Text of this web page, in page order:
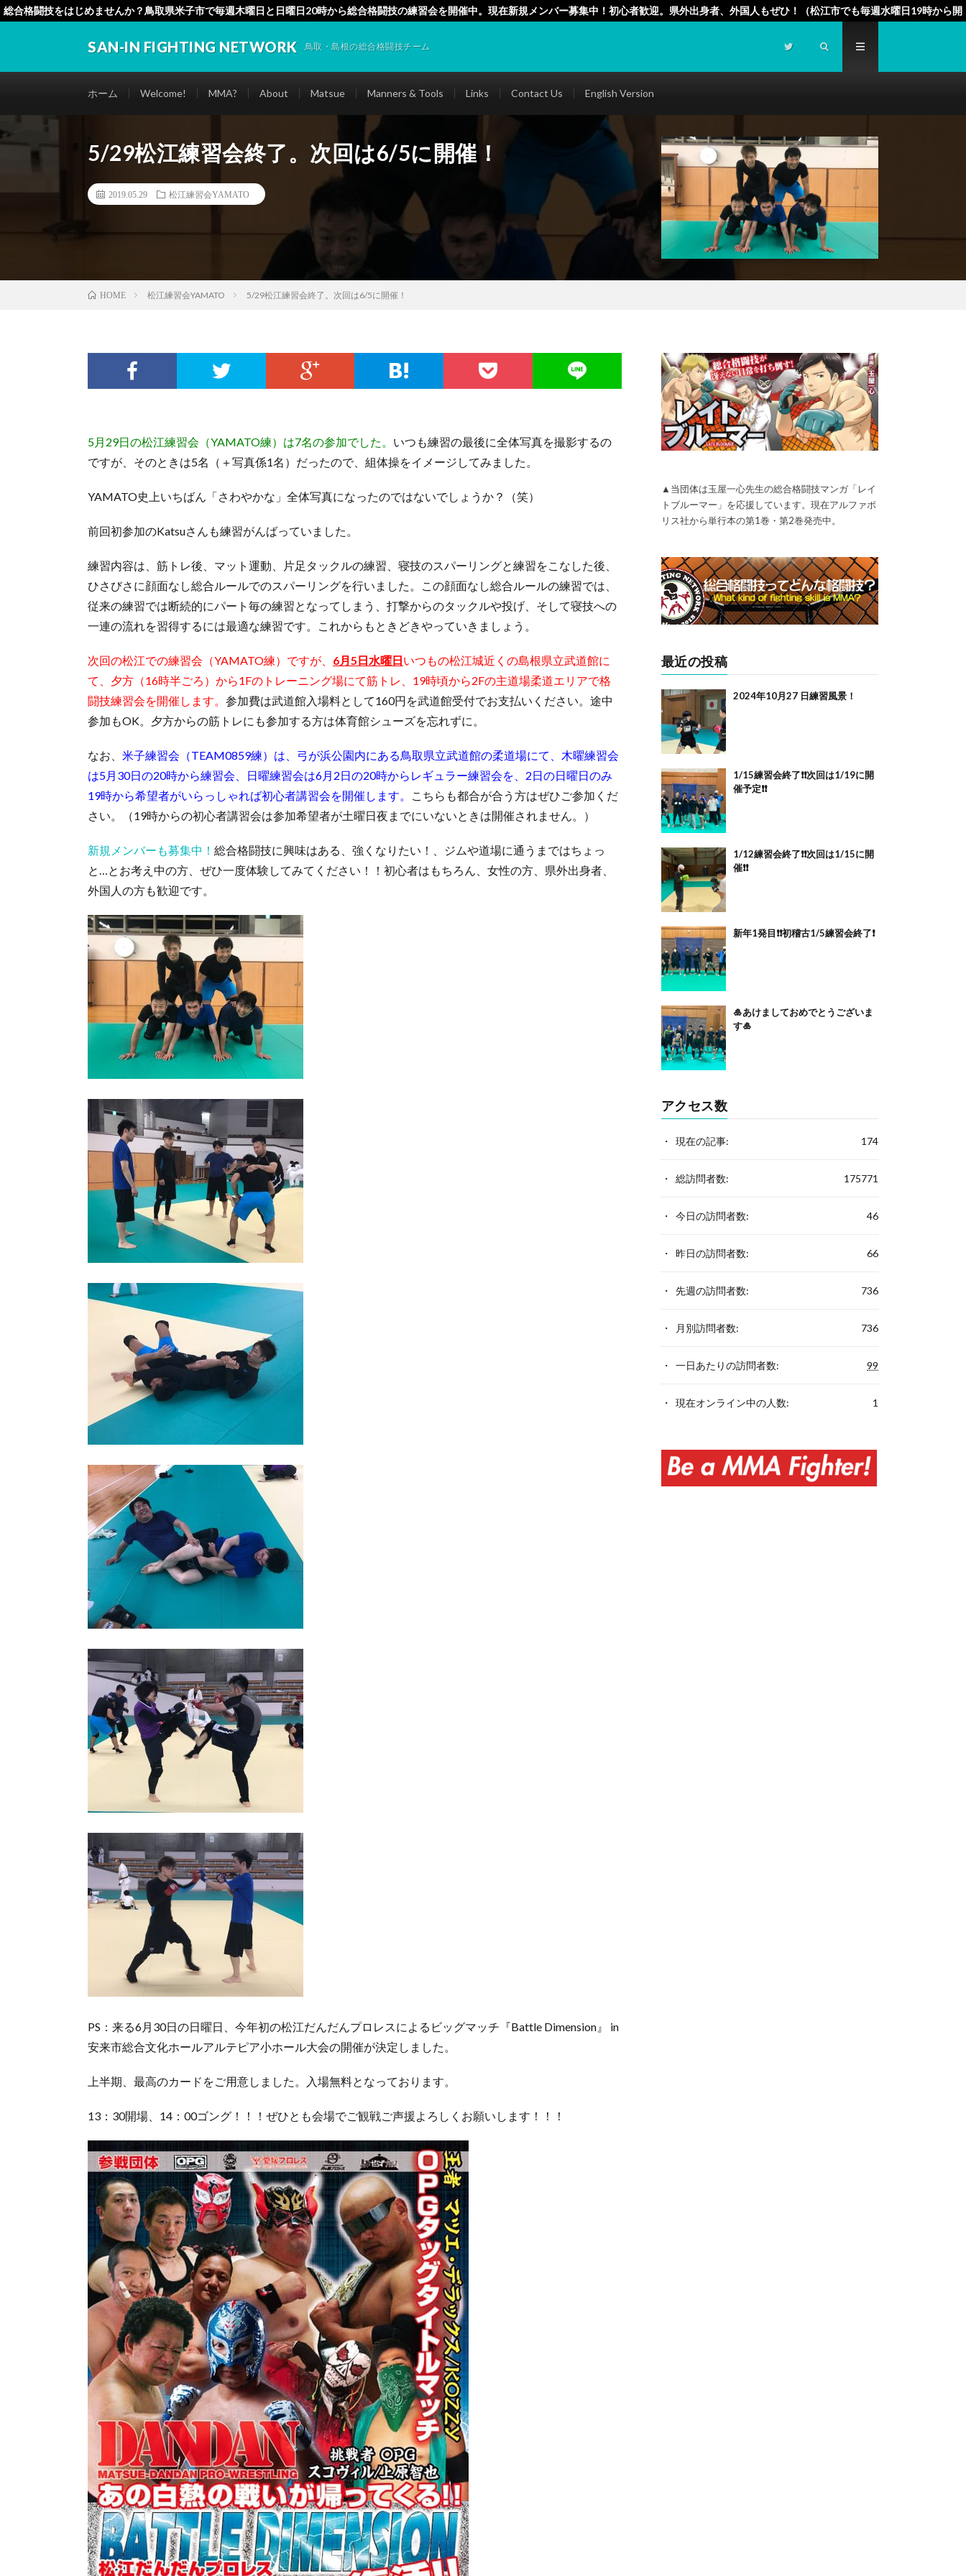
総合格闘技をはじめませんか？鳥取県米子市で毎週木曜日と日曜日20時から総合格闘技の練習会を開催中。現在新規メンバー募集中！初心者歓迎。県外出身者、外国人もぜひ！（松江市でも毎週水曜日19時から開
SAN-IN FIGHTING NETWORK 鳥取・島根の総合格闘技チーム
ホーム Welcome! MMA? About Matsue Manners & Tools Links Contact Us English Version
5/29松江練習会終了。次回は6/5に開催！
2019.05.29 松江練習会YAMATO
HOME 松江練習会YAMATO 5/29松江練習会終了。次回は6/5に開催！
5月29日の松江練習会（YAMATO練）は7名の参加でした。 いつも練習の最後に全体写真を撮影するの
ですが、そのときは5名（＋写真係1名）だったので、組体操をイメージしてみました。
YAMATO史上いちばん「さわやかな」全体写真になったのではないでしょうか？（笑）
前回初参加のKatsuさんも練習がんばっていました。
練習内容は、筋トレ後、マット運動、片足タックルの練習、寝技のスパーリングと練習をこなした後、
ひさびさに顔面なし総合ルールでのスパーリングを行いました。この顔面なし総合ルールの練習では、
従来の練習では断続的にパート毎の練習となってしまう、打撃からのタックルや投げ、そして寝技への
一連の流れを習得するには最適な練習です。これからもときどきやっていきましょう。
次回の松江での練習会（YAMATO練）ですが、 6月5日水曜日いつもの松江城近くの島根県立武道館に
て、夕方（16時半ごろ）から1Fのトレーニング場にて筋トレ、19時頃から2Fの主道場柔道エリアで格
闘技練習会を開催します。 参加費は武道館入場料として160円を武道館受付でお支払いください。途中
参加もOK。夕方からの筋トレにも参加する方は体育館シューズを忘れずに。
なお、 米子練習会（TEAM0859練）は、弓が浜公園内にある鳥取県立武道館の柔道場にて、木曜練習会
は5月30日の20時から練習会、日曜練習会は6月2日の20時からレギュラー練習会を、2日の日曜日のみ
19時から希望者がいらっしゃれば初心者講習会を開催します。
こちらも都合が合う方はぜひご参加くだ
さい。（19時からの初心者講習会は参加希望者が土曜日夜までにいないときは開催されません。）
新規メンバーも募集中！ 総合格闘技に興味はある、強くなりたい！、ジムや道場に通うまではちょっ
と…とお考え中の方、ぜひ一度体験してみてください！！初心者はもちろん、女性の方、県外出身者、
外国人の方も歓迎です。
PS：来る6月30日の日曜日、今年初の松江だんだんプロレスによるビッグマッチ『Battle Dimension』 in
安来市総合文化ホールアルテピア小ホール大会の開催が決定しました。
上半期、最高のカードをご用意しました。入場無料となっております。
13：30開場、14：00ゴング！！！ぜひとも会場でご観戦ご声援よろしくお願いします！！！
▲当団体は玉屋一心先生の総合格闘技マンガ「レイ
トブルーマー」を応援しています。現在アルファポ
リス社から単行本の第1巻・第2巻発売中。
最近の投稿
2024年10月27 日練習風景！
1/15練習会終了❗️❗️次回は1/19に開
催予定❗️❗️
1/12練習会終了❗️❗️次回は1/15に開
催❗️❗️
新年1発目❗️❗️初稽古1/5練習会終了❗️
🎍あけましておめでとうございま
す🎍
アクセス数
174
現在の記事:
175771
総訪問者数:
46
今日の訪問者数:
66
昨日の訪問者数:
736
先週の訪問者数:
736
月別訪問者数:
99
一日あたりの訪問者数:
1
現在オンライン中の人数: